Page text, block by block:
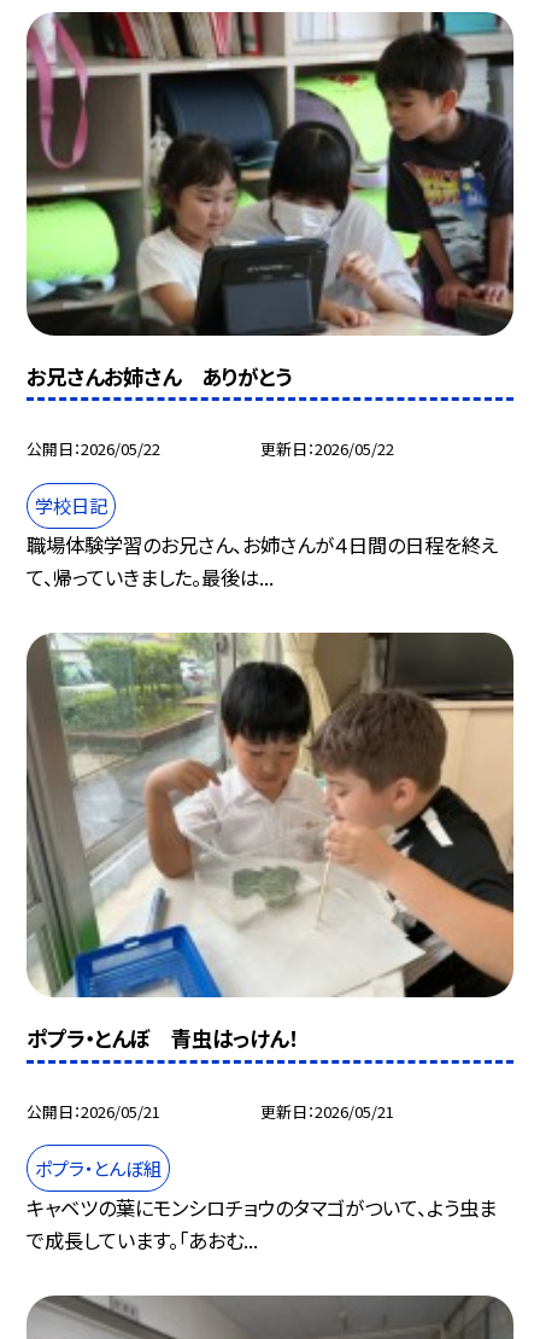
お兄さんお姉さん ありがとう
公開日 2026/05/22 更新日 2026/05/22
学校日記
職場体験学習のお兄さん、お姉さんが４日間の日程を終え
て、帰っていきました。最後は...
ポプラ・とんぼ 青虫はっけん！
公開日 2026/05/21 更新日 2026/05/21
ポプラ・とんぼ組
キャベツの葉にモンシロチョウのタマゴがついて、よう虫ま
で成長しています。「あおむ...